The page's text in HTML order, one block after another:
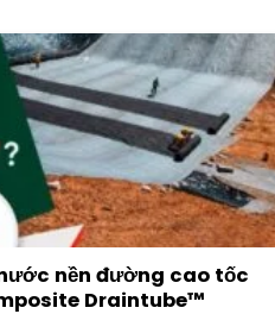
nền đường cao tốc
Draintube™